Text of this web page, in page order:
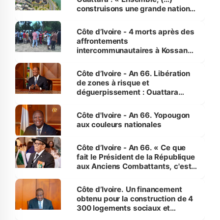
construisons une grande nation
générations futures »
Côte d’Ivoire - 4 morts après des
affrontements
intercommunautaires à Kossandji
milieu des sinistrés
Côte d’Ivoire - An 66. Libération
de zones à risque et
déguerpissement : Ouattara
l'Etat de droit pour préserver les
vies humaines »
Côte d'Ivoire - An 66. Yopougon
aux couleurs nationales
Côte d’Ivoire - An 66. « Ce que
fait le Président de la République
aux Anciens Combattants, c'est
Côte d’Ivoire. Un financement
obtenu pour la construction de 4
300 logements sociaux et